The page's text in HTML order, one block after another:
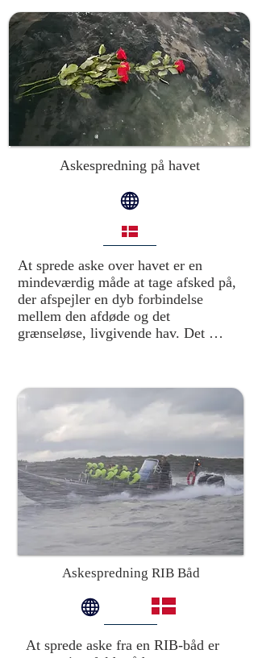
Askespredning på havet
At sprede aske over havet er en
mindeværdig måde at tage afsked på,
der afspejler en dyb forbindelse
mellem den afdøde og det
grænseløse, livgivende hav. Det
elementerne bringer den afdøde
videre i en evig cyklus. Denne
smukke og værdige ceremoni giver
mulighed for at ære den afdøde på det
sted, hvor asken bliver spredt.
Askespredning RIB Båd
At sprede aske fra en RIB-båd er